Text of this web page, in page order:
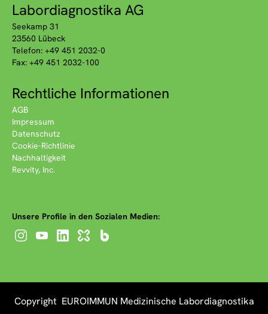
Labordiagnostika AG
Seekamp 31
23560 Lübeck
Telefon: +49 451 2032-0
Fax: +49 451 2032-100
Rechtliche Informationen
AGB
Impressum
Datenschutz
Cookie-Richtlinie
Nachhaltigkeit
Revvity, Inc.
Unsere Profile in den Sozialen Medien:
Copyright EUROIMMUN Medizinische Labordiagnostika